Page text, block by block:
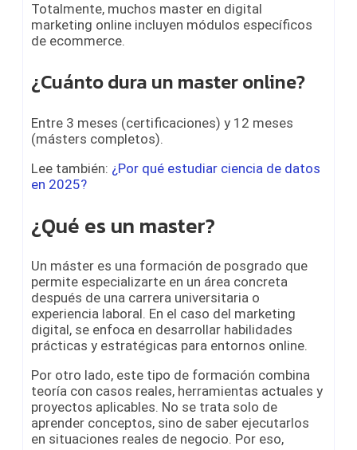
Totalmente, muchos master en digital
marketing online incluyen módulos específicos
de ecommerce.
¿Cuánto dura un master online?
Entre 3 meses (certificaciones) y 12 meses
(másters completos).
Lee también: ¿Por qué estudiar ciencia de datos
en 2025?
¿Qué es un master?
Un máster es una formación de posgrado que
permite especializarte en un área concreta
después de una carrera universitaria o
experiencia laboral. En el caso del marketing
digital, se enfoca en desarrollar habilidades
prácticas y estratégicas para entornos online.
Por otro lado, este tipo de formación combina
teoría con casos reales, herramientas actuales y
proyectos aplicables. No se trata solo de
aprender conceptos, sino de saber ejecutarlos
en situaciones reales de negocio. Por eso,